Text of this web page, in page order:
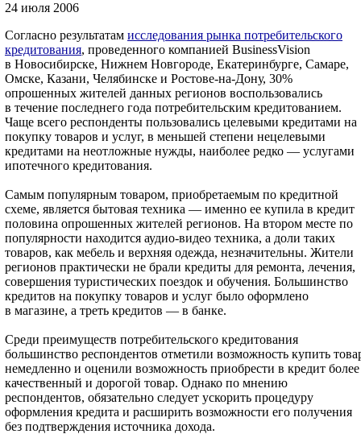
24 июля 2006
Согласно результатам исследования рынка потребительского
кредитования, проведенного компанией BusinessVision
в Новосибирске, Нижнем Новгороде, Екатеринбурге, Самаре,
Омске, Казани, Челябинске и Ростове-на-Дону, 30%
опрошенных жителей данных регионов воспользовались
в течение последнего года потребительским кредитованием.
Чаще всего респонденты пользовались целевыми кредитами на
покупку товаров и услуг, в меньшей степени нецелевыми
кредитами на неотложные нужды, наиболее редко — услугами
ипотечного кредитования.
Самым популярным товаром, приобретаемым по кредитной
схеме, является бытовая техника — именно ее купила в кредит
половина опрошенных жителей регионов. На втором месте по
популярности находится аудио-видео техника, а доли таких
товаров, как мебель и верхняя одежда, незначительны. Жители
регионов практически не брали кредиты для ремонта, лечения,
совершения туристических поездок и обучения. Большинство
кредитов на покупку товаров и услуг было оформлено
в магазине, а треть кредитов — в банке.
Среди преимуществ потребительского кредитования
большинство респондентов отметили возможность купить
немедленно и оценили возможность приобрести в кредит более
качественный и дорогой товар. Однако по мнению
респондентов, обязательно следует ускорить процедуру
оформления кредита и расширить возможности его получения
без подтверждения источника дохода.